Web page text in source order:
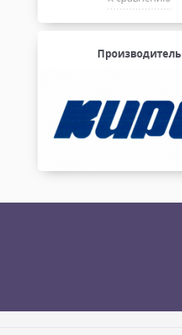
Производитель